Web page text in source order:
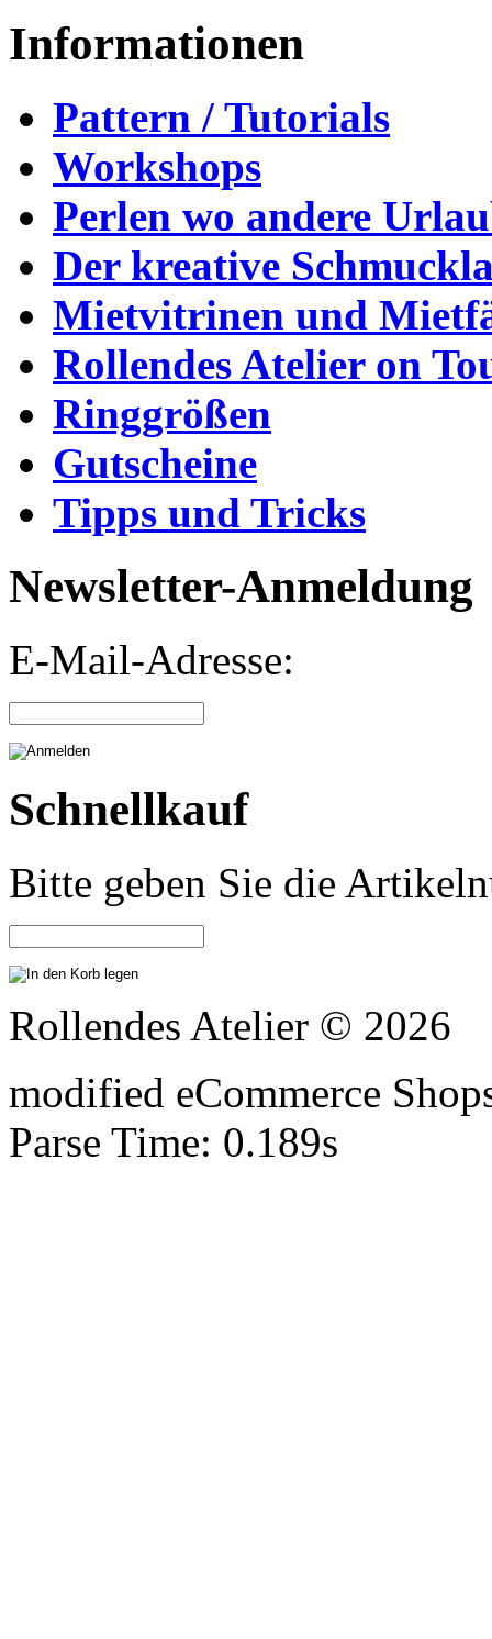
Informationen
Pattern / Tutorials
Workshops
Perlen wo andere
Der kreative
Mietvitrinen und
Rollendes Atelier on
Ringgrößen
Gutscheine
Tipps und Tricks
Newsletter-Anmeldung
E-Mail-Adresse:
Schnellkauf
Bitte geben Sie die
Rollendes Atelier © 2026
modified eCommerce
Parse Time: 0.189s